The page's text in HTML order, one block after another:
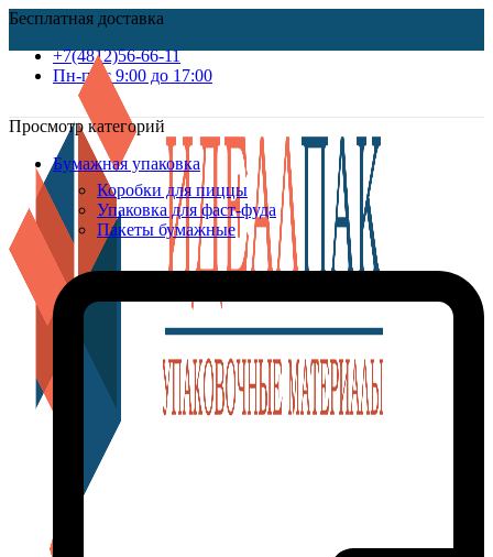
Бесплатная доставка
+7(4812)56-66-11
Пн-пт c 9:00 до 17:00
Просмотр категорий
Бумажная упаковка
Коробки для пиццы
Упаковка для фаст-фуда
Пакеты бумажные